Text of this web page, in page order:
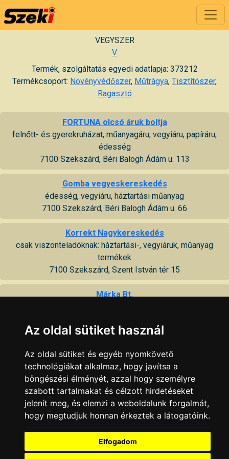
VEGYSZER
V
Termék, szolgáltatás egyedi adatlapja: 373212
Termékcsoport: Növényvédőszer, Műtrágya, Tisztítószer,
Ragasztó
FORTUNA olcsó áruk boltja
felnőtt- és gyerekruházat, műanyagáru, vegyiáru, papíráru,
édesség
7100 Szekszárd, Béri Balogh Ádám u. 113
Gomba vegyeskereskedés
édesség, vegyiáru, háztartási műanyag
7100 Szekszárd, Béri Balogh Ádám u. 66
Korrekt Nagykereskedés
csak viszonteladóknak: háztartási-, vegyiáruk, műanyag
termékek
7100 Szekszárd, Szent István tér 15
Márka Bt.
7100 Szekszárd, Sárköz u. 21
Pannon Profit '99 Kft.
háztartási vegyi áru és kozmetikai termékek gyártása, PET
flakonok előállítása, élelmiszeripari termékek csomagolása
7100 Szekszárd, Tartsay Vilmos u. 10
Vianni
vegyiáru, papíráru, háztartási termékek, műanyagáru, édesség,
alsóruházat, ajándéktárgyak, dekor kozmetika
7100 Szekszárd, Augusz Imre u. 5
Az oldal sütiket használ
Az oldal sütiket és egyéb nyomkövető
technológiákat alkalmaz, hogy javítsa a
böngészési élményét, azzal hogy személyre
szabott tartalmakat és célzott hirdetéseket
jelenít meg, és elemzi a weboldalunk forgalmát,
hogy megtudjuk honnan érkeztek a látogatóink.
Elfogadom